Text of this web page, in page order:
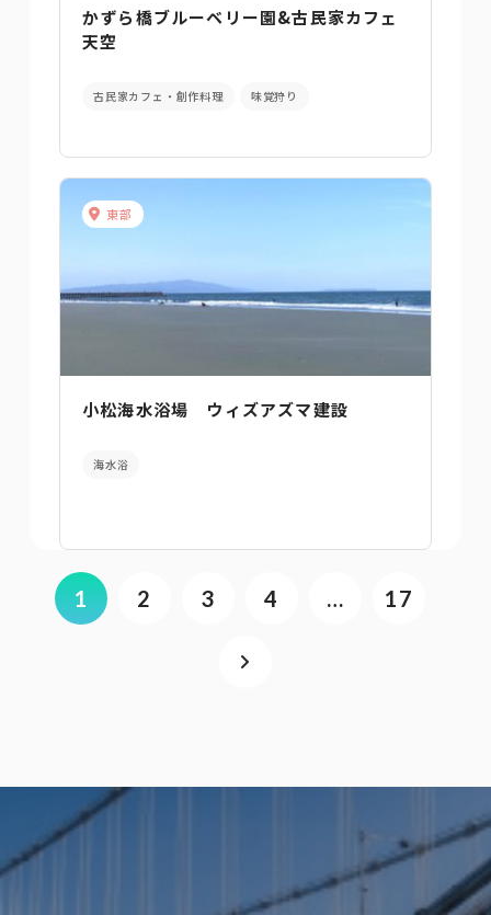
かずら橋ブルーベリー園&古民家カフェ
天空
古民家カフェ・創作料理 味覚狩り
東部
小松海水浴場 ウィズアズマ建設
海水浴
1 2 3 4 … 17